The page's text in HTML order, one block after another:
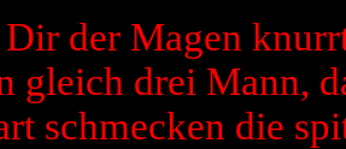
der Magen
gleich drei Mann,
schmecken die